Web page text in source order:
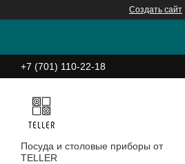
Создать сайт
+7 (701) 110-22-18
Посуда и столовые приборы от
TELLER